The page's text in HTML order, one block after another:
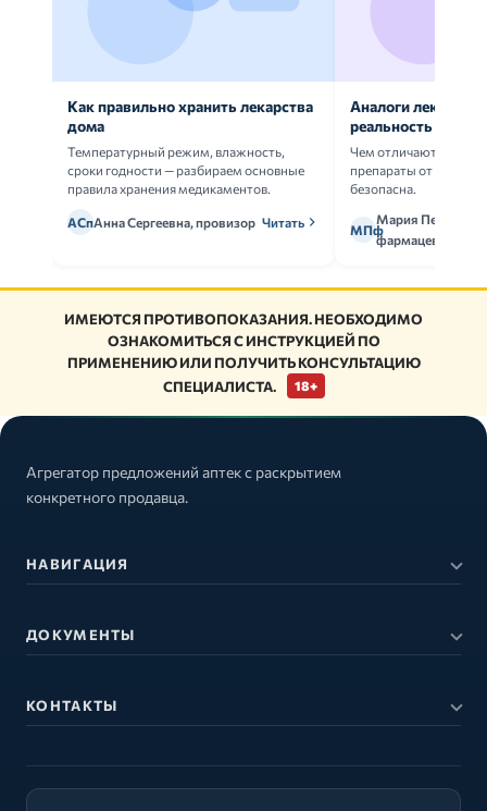
Как правильно хранить лекарства
дома
Температурный режим, влажность,
сроки годности — разбираем основные
правила хранения медикаментов.
АСпАнна Сергеевна, провизор Читать
Аналоги
реальность
Чем отличаются
препараты от
безопасна.
МПф
Мария Петрова,
фармацевт
ИМЕЮТСЯ ПРОТИВОПОКАЗАНИЯ. НЕОБХОДИМО
ОЗНАКОМИТЬСЯ С ИНСТРУКЦИЕЙ ПО
ПРИМЕНЕНИЮ ИЛИ ПОЛУЧИТЬ КОНСУЛЬТАЦИЮ
СПЕЦИАЛИСТА.
18+
Агрегатор предложений аптек с раскрытием
конкретного продавца.
НАВИГАЦИЯ
ДОКУМЕНТЫ
КОНТАКТЫ